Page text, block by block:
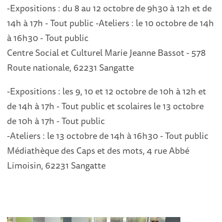
-Expositions : du 8 au 12 octobre de 9h30 à 12h et de
14h à 17h - Tout public -Ateliers : le 10 octobre de 14h
à 16h30 - Tout public
Centre Social et Culturel Marie Jeanne Bassot - 578
Route nationale, 62231 Sangatte
-Expositions : les 9, 10 et 12 octobre de 10h à 12h et
de 14h à 17h - Tout public et scolaires le 13 octobre
de 10h à 17h - Tout public
-Ateliers : le 13 octobre de 14h à 16h30 - Tout public
Médiathèque des Caps et des mots, 4 rue Abbé
Limoisin, 62231 Sangatte